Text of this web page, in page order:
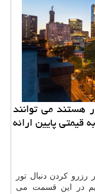
هستند می توانند
پایین ارائه
کردن دنبال تور
در این قسمت می